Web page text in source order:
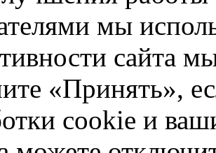
мы
сайта
«Принять»,
cookie и